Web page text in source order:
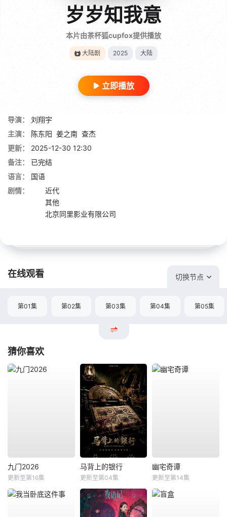
岁岁知我意
本片由茶杯狐cupfox提供播放
大陆剧 2025 大陆
立即播放
导演：
刘翔宇
主演：
陈东阳 姜之南 查杰
更新：
2025-12-30 12:30
备注：
已完结
语言：
国语
剧情：
近代
其他
北京同里影业有限公司
在线观看 切换节点
第01集 第02集 第03集 第04集 第05集
猜你喜欢
九门2026
更新至第16集
马背上的银行
更新至第04集
幽宅奇谭
更新至第14集